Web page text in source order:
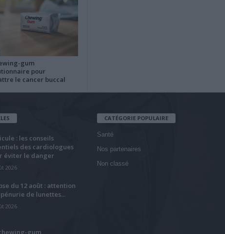
gum
pour
le cancer buccal
: les conseils
des cardiologues
éviter le danger
2026
du 12 août : attention
de lunettes...
2026
gum
CATÉGORIE POPULAIRE
Santé
Nos partenaires
Non classé